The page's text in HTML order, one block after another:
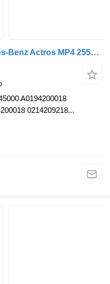
Енергоакумулатор Mercedes-Benz Actros MP4 2551 (01.13-) BT5703 за влекач Mercedes-Benz Actros MP4 Antos Arocs (2012-)
A0194200018
0214209218...